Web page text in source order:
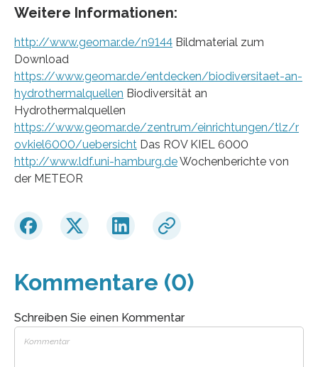
Weitere Informationen:
http://www.geomar.de/n9144 Bildmaterial zum
Download
https://www.geomar.de/entdecken/biodiversitaet-an-
hydrothermalquellen Biodiversität an
Hydrothermalquellen
https://www.geomar.de/zentrum/einrichtungen/tlz/r
ovkiel6000/uebersicht Das ROV KIEL 6000
http://www.ldf.uni-hamburg.deWochenberichte von
der METEOR
Kommentare (0)
Schreiben Sie einen Kommentar